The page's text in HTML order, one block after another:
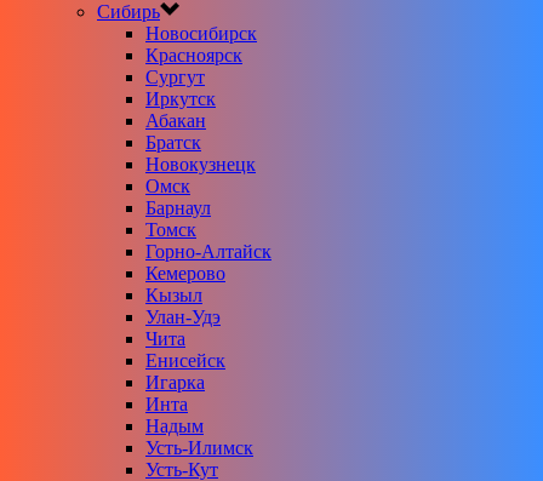
Сибирь
Новосибирск
Красноярск
Сургут
Иркутск
Абакан
Братск
Новокузнецк
Омск
Барнаул
Томск
Горно-Алтайск
Кемерово
Кызыл
Улан-Удэ
Чита
Енисейск
Игарка
Инта
Надым
Усть-Илимск
Усть-Кут